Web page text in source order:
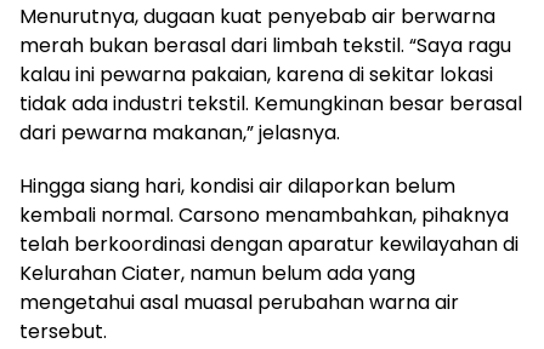
Menurutnya, dugaan kuat penyebab air berwarna
merah bukan berasal dari limbah tekstil. “Saya ragu
kalau ini pewarna pakaian, karena di sekitar lokasi
tidak ada industri tekstil. Kemungkinan besar berasal
dari pewarna makanan,” jelasnya.
Hingga siang hari, kondisi air dilaporkan belum
kembali normal. Carsono menambahkan, pihaknya
telah berkoordinasi dengan aparatur kewilayahan di
Kelurahan Ciater, namun belum ada yang
mengetahui asal muasal perubahan warna air
tersebut.